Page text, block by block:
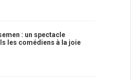
: un spectacle
les comédiens à la joie